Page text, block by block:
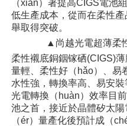
（xiǎn）著提高CIGS電池
低生產成本，從而在柔性
舉取得突破。
▲尚越光電超薄柔
柔性襯底銅銦镓硒(CIGS)
量輕、柔性好（hǎo）、易
水性強，轉換率高、易安裝
光電轉換（huàn）效率目
池之首，接近於晶體矽太
（ér）量產化後預計成（